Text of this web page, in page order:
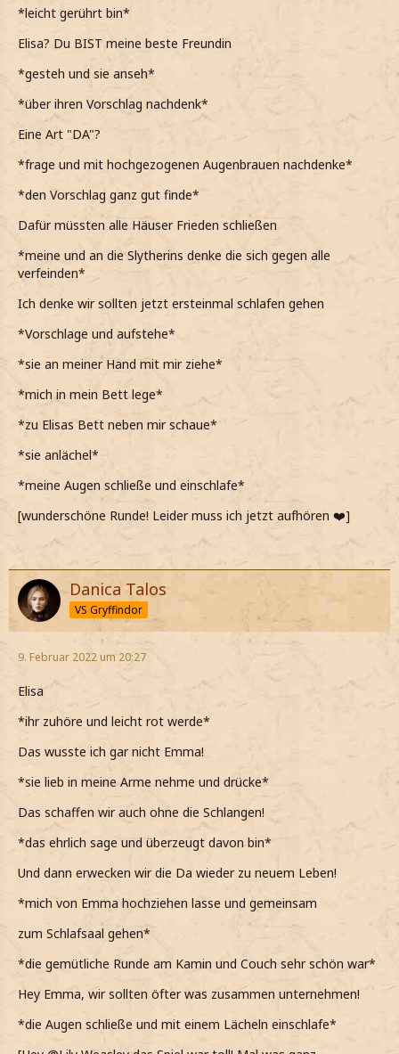
*leicht gerührt bin*
Elisa? Du BIST meine beste Freundin
*gesteh und sie anseh*
*über ihren Vorschlag nachdenk*
Eine Art "DA"?
*frage und mit hochgezogenen Augenbrauen nachdenke*
*den Vorschlag ganz gut finde*
Dafür müssten alle Häuser Frieden schließen
*meine und an die Slytherins denke die sich gegen alle
verfeinden*
Ich denke wir sollten jetzt ersteinmal schlafen gehen
*Vorschlage und aufstehe*
*sie an meiner Hand mit mir ziehe*
*mich in mein Bett lege*
*zu Elisas Bett neben mir schaue*
*sie anlächel*
*meine Augen schließe und einschlafe*
[wunderschöne Runde! Leider muss ich jetzt aufhören ❤️]
Danica Talos
VS Gryffindor
9. Februar 2022 um 20:27
Elisa
*ihr zuhöre und leicht rot werde*
Das wusste ich gar nicht Emma!
*sie lieb in meine Arme nehme und drücke*
Das schaffen wir auch ohne die Schlangen!
*das ehrlich sage und überzeugt davon bin*
Und dann erwecken wir die Da wieder zu neuem Leben!
*mich von Emma hochziehen lasse und gemeinsam
zum Schlafsaal gehen*
*die gemütliche Runde am Kamin und Couch sehr schön war*
Hey Emma, wir sollten öfter was zusammen unternehmen!
*die Augen schließe und mit einem Lächeln einschlafe*